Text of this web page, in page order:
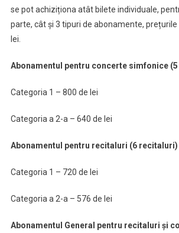
se pot achiziționa atât bilete individuale,
parte, cât și 3 tipuri de abonamente, prețurile
lei.
Abonamentul pentru concerte simfonice
Categoria 1 – 800 de lei
Categoria a 2-a – 640 de lei
Abonamentul pentru recitaluri (6 recitaluri)
Categoria 1 – 720 de lei
Categoria a 2-a – 576 de lei
Abonamentul General pentru recitaluri și